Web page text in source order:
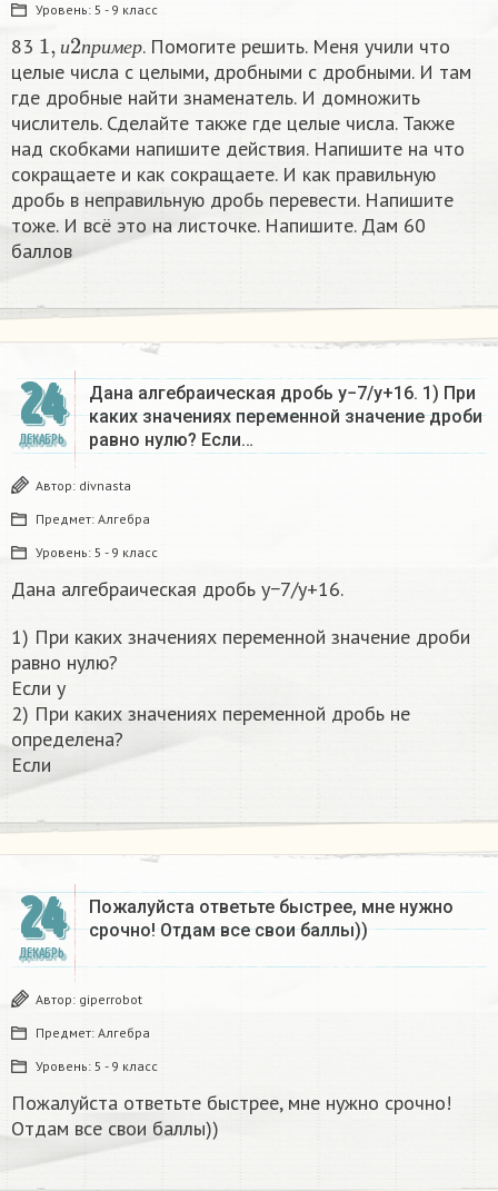
Уровень: 5 - 9 класс
83 и пр имер
1 2
. Помогите решить. Меня учили что
целые числа с целыми, дробными с дробными. И там
где дробные найти знаменатель. И домножить
числитель. Сделайте также где целые числа. Также
над скобками напишите действия. Напишите на что
сокращаете и как сокращаете. И как правильную
дробь в неправильную дробь перевести. Напишите
тоже. И всё это на листочке. Напишите. Дам 60
баллов
24
ДЕКАБРЬ
Дана алгебраическая дробь y−7/y+16. 1) При
каких значениях переменной значение дроби
равно нулю? Если…
Автор: divnasta
Предмет: Алгебра
Уровень: 5 - 9 класс
Дана алгебраическая дробь y−7/y+16.
1) При каких значениях переменной значение дроби
равно нулю?
Если y
2) При каких значениях переменной дробь не
определена?
Если
24
ДЕКАБРЬ
Пожалуйста ответьте быстрее, мне нужно
срочно! Отдам все свои баллы))
Автор: giperrobot
Предмет: Алгебра
Уровень: 5 - 9 класс
Пожалуйста ответьте быстрее, мне нужно срочно!
Отдам все свои баллы))